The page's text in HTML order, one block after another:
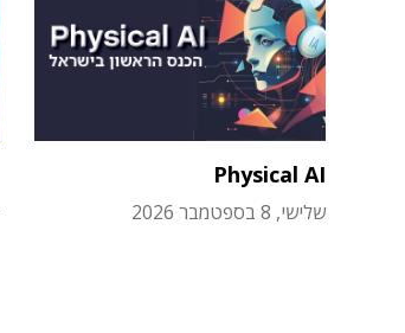
Physical AI
שלישי, 8 בספטמבר 2026